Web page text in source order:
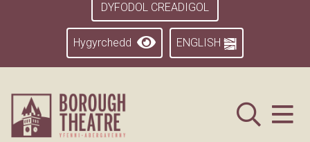
DYFODOL CREADIGOL
Hygyrchedd ENGLISH